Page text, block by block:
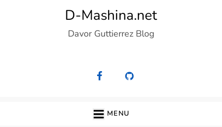
D-Mashina.net
Davor Guttierrez Blog
MENU